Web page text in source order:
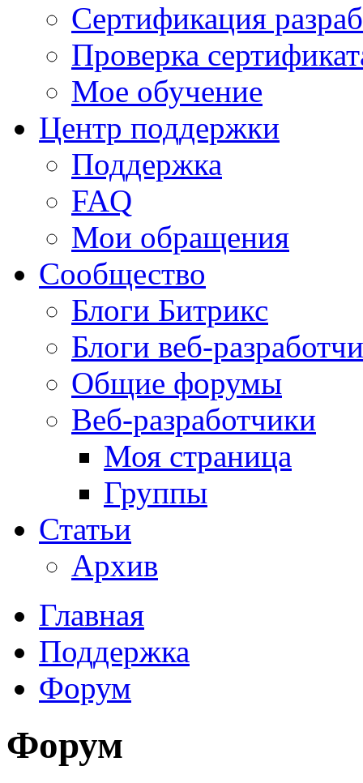
Сертификация
Проверка
Мое обучение
Центр поддержки
Поддержка
FAQ
Мои обращения
Сообщество
Блоги Битрикс
Блоги веб-
Общие форумы
Веб-разработчики
Моя страница
Группы
Статьи
Архив
Главная
Поддержка
Форум
Форум